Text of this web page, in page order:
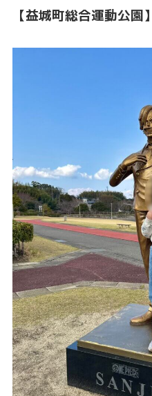
【益城町総合運動公園】